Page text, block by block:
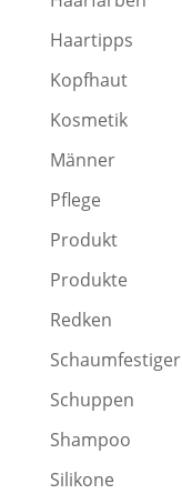
Haartipps
Kopfhaut
Kosmetik
Männer
Pflege
Produkt
Produkte
Redken
Schaumfestiger
Schuppen
Shampoo
Silikone